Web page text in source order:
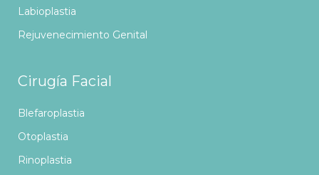
Labioplastia
Rejuvenecimiento Genital
Cirugía Facial
Blefaroplastia
Otoplastia
Rinoplastia